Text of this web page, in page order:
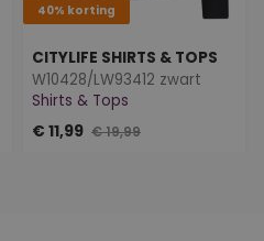
40% korting
CITYLIFE SHIRTS & TOPS
W10428/LW93412 zwart
Shirts & Tops
€ 11,99 € 19,99